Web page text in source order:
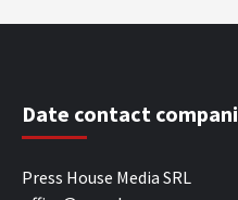
Date contact
Press House Media SRL